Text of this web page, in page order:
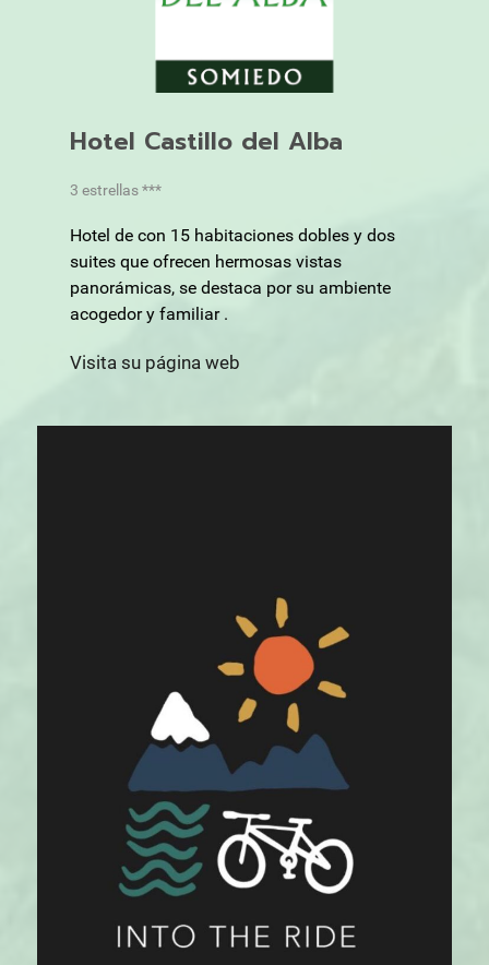
Hotel Castillo del Alba
3 estrellas ***
Hotel de con 15 habitaciones dobles y dos
suites que ofrecen hermosas vistas
panorámicas, se destaca por su ambiente
acogedor y familiar .
Visita su página web